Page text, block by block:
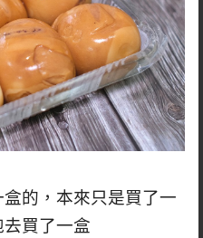
的，本來只是買了一
買了一盒